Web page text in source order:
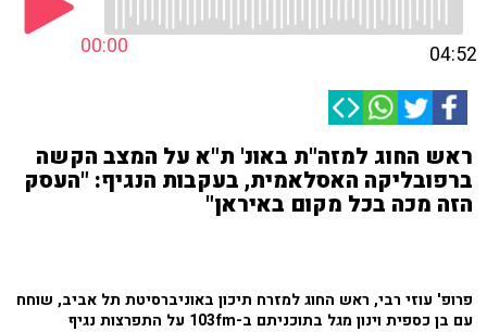
00:00 04:52
ראש החוג למזה"ת באונ' ת"א על המצב הקשה
ברפובליקה האסלאמית, בעקבות הנגיף: "העסק
הזה מכה בכל מקום באיראן"
פרופ' עוזי רבי, ראש החוג למזרח תיכון באוניברסיטת תל אביב, שוחח
עם בן כספית וינון מגל בתוכניתם ב-103fm על התפרצות נגיף